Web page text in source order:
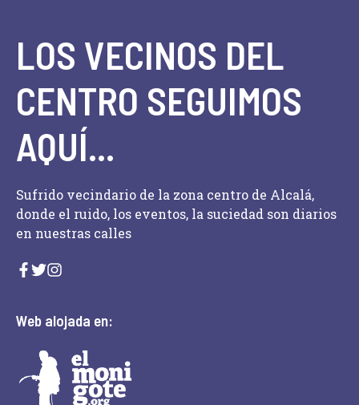
LOS VECINOS DEL
CENTRO SEGUIMOS
AQUÍ...
Sufrido vecindario de la zona centro de Alcalá,
donde el ruido, los eventos, la suciedad son diarios
en nuestras calles
Web alojada en: